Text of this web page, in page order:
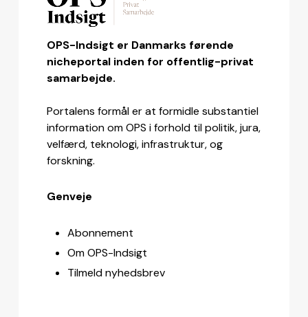
OPS-Indsigt er Danmarks førende
nicheportal inden for offentlig-privat
samarbejde.
Portalens formål er at formidle substantiel
information om OPS i forhold til politik, jura,
velfærd, teknologi, infrastruktur, og
forskning.
Genveje
Abonnement
Om OPS-Indsigt
Tilmeld nyhedsbrev